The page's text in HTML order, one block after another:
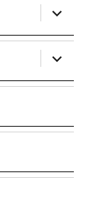
ouvrir
le
sous-
menu
ouvrir
le
sous-
menu